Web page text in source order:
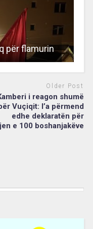
për flamurin
Older Post
i reagon shumë
Vuçiqit: I’a përmend
edhe deklaratën për
e 100 boshanjakëve